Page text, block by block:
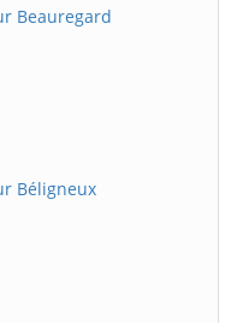
Beauregard
Béligneux